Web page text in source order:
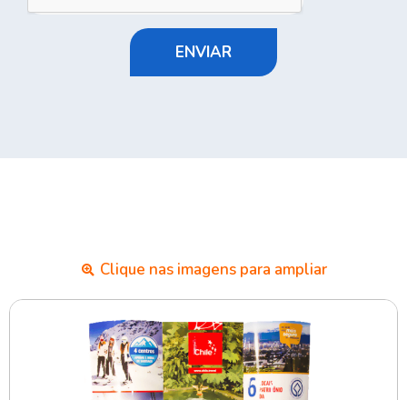
ENVIAR
Clique nas imagens para ampliar​